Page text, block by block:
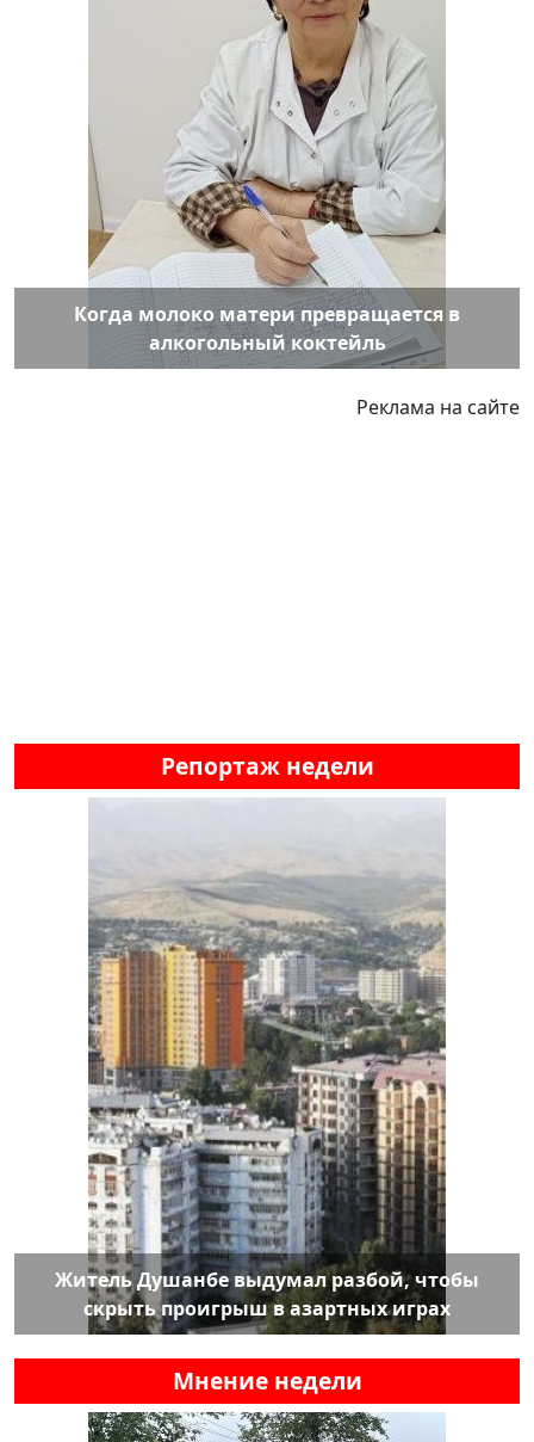
Когда молоко матери превращается в
алкогольный коктейль
Реклама на сайте
Репортаж недели
Житель Душанбе выдумал разбой, чтобы
скрыть проигрыш в азартных играх
Мнение недели